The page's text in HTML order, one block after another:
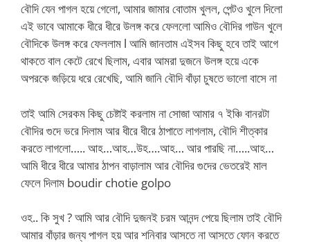
বৌদি যেন পাগল হয়ে গেলো, আমার জামার বোতাম খুলল, পেন্টও খুলে দিলো
এই ভাবে আমাকে ধীরে ধীরে উলঙ্গ করে ফেললো আমিও বৌদির গাউন খুলে
বৌদিকে উলঙ্গ করে ফেললাম l আমি জানতাম এইসব কিছু হবে তাই আগে
থাকতে বাল কেটে রেখে ছিলাম, এবার আমরা দুজনে উলঙ্গ হয়ে একে
অপরকে জড়িয়ে ধরে রেখেছি, আমি জানি বৌদি বাঁড়া চুষতে ভালো বাসে না
তাই আমি সেরকম কিছু চেষ্টাই করলাম না সোজা আমার ৭ ইঞ্চি বানরটা
বৌদির গুদে ভরে দিলাম আর ধীরে ধীরে ঠাপাতে লাগলাম, বৌদি শীত্কার
করতে লাগলো….. আহ…আহ…উহ….আহ… আর পারছি না…..আহ…
আমি ধীরে ধীরে আমার ঠাপন বাড়ালাম আর বৌদির গুদের ভেতরেই মাল
ফেলে দিলাম boudir chotie golpo
ওহ.. কি সুখ ? আমি আর বৌদি দুজনই চরম আনন্দ পেয়ে ছিলাম তাই বৌদি
আমার বাঁড়ার জন্য পাগল হয় আর শনিবার আসতে না আসতে ফোন করতে